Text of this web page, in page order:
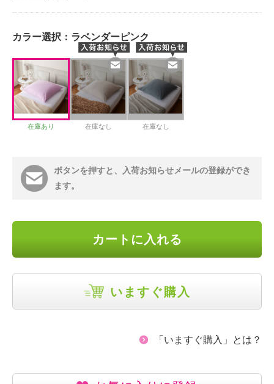
カラー選択： ラベンダーピンク
在庫あり 在庫なし 在庫なし
ボタンを押すと、入荷お知らせメールの登録ができ
ます。
カートに入れる
いますぐ購入
「いますぐ購入」とは？